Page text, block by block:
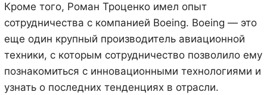
Кроме того, Роман Троценко имел опыт
сотрудничества с компанией Boeing. Boeing — это
еще один крупный производитель авиационной
техники, с которым сотрудничество позволило ему
познакомиться с инновационными технологиями и
узнать о последних тенденциях в отрасли.